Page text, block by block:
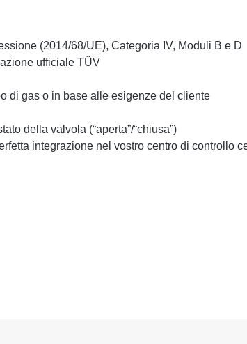
(2014/68/UE), Categoria IV, Moduli B e D
ufficiale TÜV
di gas o in base alle esigenze del cliente
della valvola (“aperta”/“chiusa”)
integrazione nel vostro centro di controllo